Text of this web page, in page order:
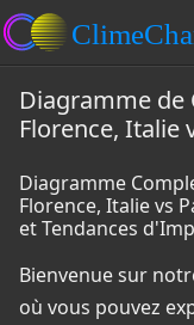
Diagramme de
Florence, Italie
Diagramme
Florence, Italie vs
et Tendances
Bienvenue sur
où vous pouvez